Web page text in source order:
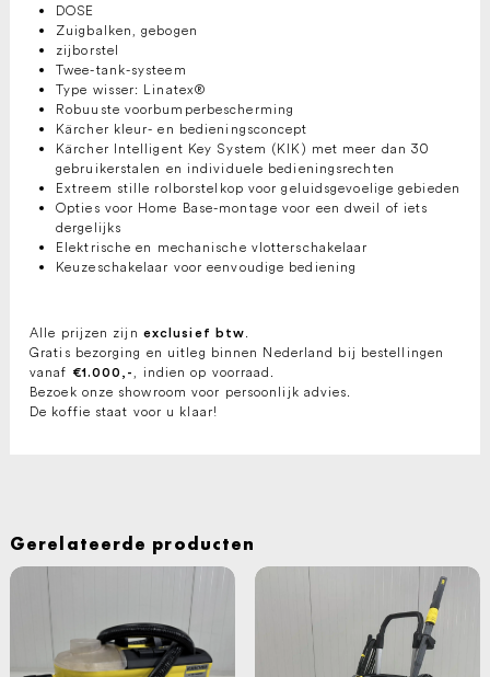
DOSE
Zuigbalken, gebogen
zijborstel
Twee-tank-systeem
Type wisser: Linatex®
Robuuste voorbumperbescherming
Kärcher kleur- en bedieningsconcept
Kärcher Intelligent Key System (KIK) met meer dan 30
gebruikerstalen en individuele bedieningsrechten
Extreem stille rolborstelkop voor geluidsgevoelige gebieden
Opties voor Home Base-montage voor een dweil of iets
dergelijks
Elektrische en mechanische vlotterschakelaar
Keuzeschakelaar voor eenvoudige bediening
Alle prijzen zijn exclusief btw
Gratis bezorging en uitleg binnen Nederland bij bestellingen
vanaf €1.000,-
, indien op voorraad.
Bezoek onze showroom voor persoonlijk advies.
De koffie staat voor u klaar!
Gerelateerde producten